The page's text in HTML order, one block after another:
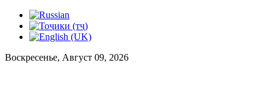
Воскресенье, Август 09, 2026